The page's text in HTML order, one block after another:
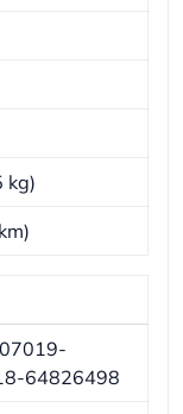
kg)
64826498